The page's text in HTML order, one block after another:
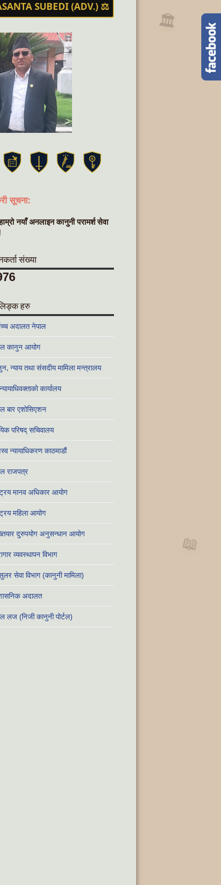
SUBEDI (ADV.) ⚖️
सूचना:
नयाँ अनलाइन कानुनी परामर्श सेवा
संख्या
हरु
अदालत नेपाल
कानुन आयोग
न्याय तथा संसदीय मामिला मन्त्रालय
कार्यालय
बार एशोसिएशन
परिषद् सचिवालय
न्यायाधिकरण काठमाडौं
राजपत्र
मानव अधिकार आयोग
महिला आयोग
दुरुपयोग अनुसन्धान आयोग
व्यवस्थापन विभाग
सेवा विभाग (कानुनी मामिला)
अदालत
लज (निजी कानुनी पोर्टल)
🏛️
📖